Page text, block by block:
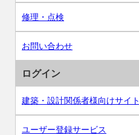
修理・点検
お問い合わせ
ログイン
建築・設計関係者様向けサイト
ユーザー登録サービス